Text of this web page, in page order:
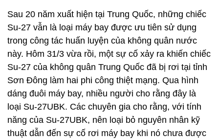
Sau 20 năm xuất hiện tại Trung Quốc, những chiếc
Su-27 vẫn là loại máy bay được ưu tiên sử dụng
trong công tác huấn luyện của không quân nước
này. Hôm 31/3 vừa rồi, một sự cố xảy ra khiến chiếc
Su-27 của không quân Trung Quốc đã bị rơi tại tỉnh
Sơn Đông làm hai phi công thiệt mạng. Qua hình
dáng đuôi máy bay, nhiều người cho rằng đây là
loại Su-27UBK. Các chuyên gia cho rằng, với tính
năng của Su-27UBK, nên loại bỏ nguyên nhân kỹ
thuật dẫn đến sự cố rơi máy bay khi nó chưa được